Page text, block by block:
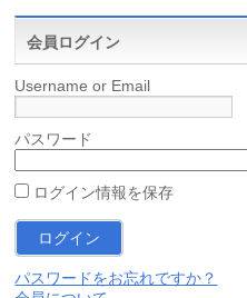
会員ログイン
Username or Email
パスワード
ログイン情報を保存
パスワードをお忘れですか？